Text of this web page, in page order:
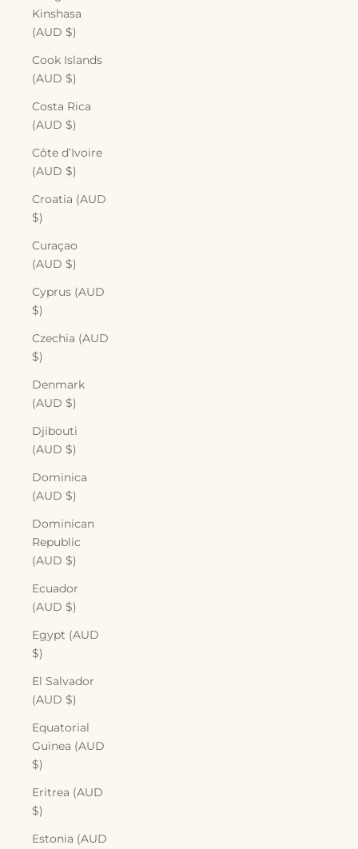
Kinshasa
(AUD $)
Cook Islands
(AUD $)
Costa Rica
(AUD $)
Côte d’Ivoire
(AUD $)
Croatia (AUD
$)
Curaçao
(AUD $)
Cyprus (AUD
$)
Czechia (AUD
$)
Denmark
(AUD $)
Djibouti
(AUD $)
Dominica
(AUD $)
Dominican
Republic
(AUD $)
Ecuador
(AUD $)
Egypt (AUD
$)
El Salvador
(AUD $)
Equatorial
Guinea (AUD
$)
Eritrea (AUD
$)
Estonia (AUD